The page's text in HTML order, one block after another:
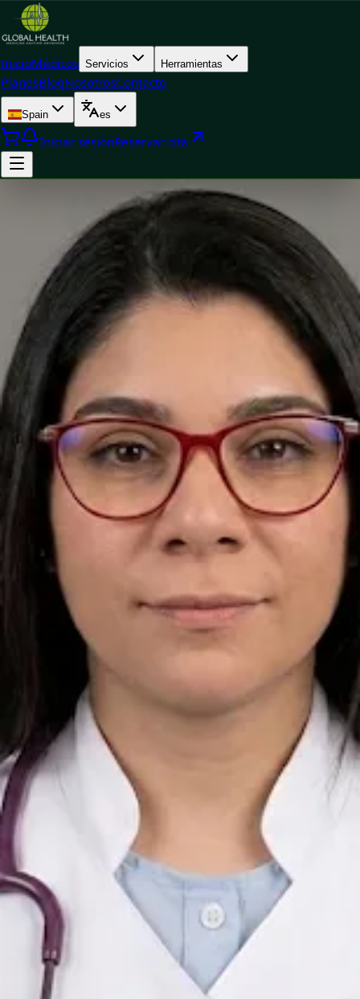
InicioMédicos Servicios Herramientas
PlanesBlogNosotrosContacto
Spain es
Iniciar sesiónReservar cita
Doctor
Dra. María Fernanda Ocampo Mora — General Medicine
Physician, Global Health Spain Dra. María Fernanda Ocampo
Mora — General Medicine Physician at Global Health Spain.
Book an online video consultation.
++
Volver al equipo de Spain Perfil del médico
Dra. María Fernanda Ocampo Mora
Revise los detalles del perfil del médico, las áreas de consulta y
las opciones de reserva antes de programar su cita.
Médica General — Urgencias y Medicina Estética
Spain
Spanish
Registrado en Spain
Consulta online disponible
verificado
Elegir hora con María
Verificar registro
Médica General — Urgencias y Medicina Estética